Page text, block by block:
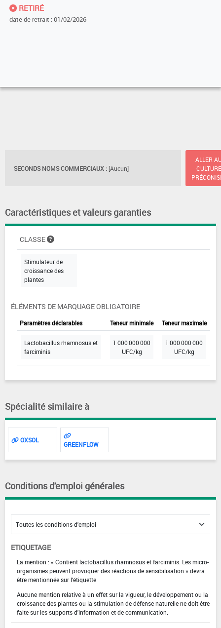
RETIRÉ
date de retrait : 01/02/2026
SECONDS NOMS COMMERCIAUX : [Aucun]
ALLER
Caractéristiques et valeurs garanties
CLASSE
Stimulateur de
croissance des
plantes
ÉLÉMENTS DE MARQUAGE OBLIGATOIRE
Paramètres déclarables Teneur minimale Teneur maximale
Lactobacillus rhamnosus et
farciminis
1 000 000 000
UFC/kg
1 000 000 000
UFC/kg
Spécialité similaire à
OXSOL
GREENFLOW
Conditions d'emploi générales
ETIQUETAGE
La mention : « Contient lactobacillus rhamnosus et farciminis. Les micro-
organismes peuvent provoquer des réactions de sensibilisation » devra
être mentionnée sur l'étiquette
Aucune mention relative à un effet sur la vigueur, le développement ou la
croissance des plantes ou la stimulation de défense naturelle ne doit être
faite sur les supports d'information et de communication.